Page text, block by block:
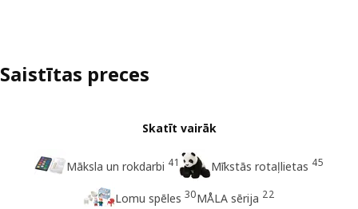
Saistītas preces
Skatīt vairāk
Māksla un rokdarbi 41 Mīkstās rotaļlietas 45
Lomu spēles 30MÅLA sērija 22